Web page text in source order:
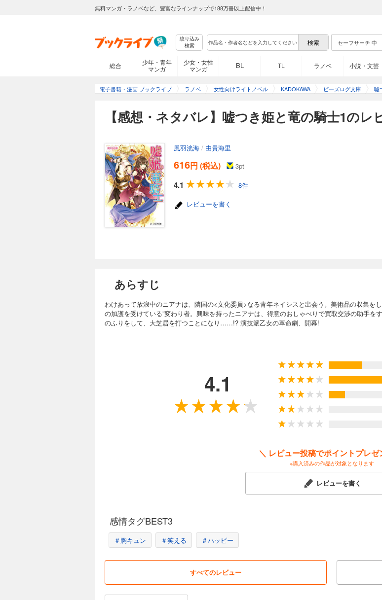
無料マンガ・ラノベなど、豊富なラインナップで188万冊以上配信中！
絞り込み
検索
セーフサーチ 中
総合
少年・青年
マンガ
少女・女性
マンガ
BL TL ラノベ 小説・文芸
電子書籍・漫画 ブックライブ ラノベ 女性向けライトノベル KADOKAWA ビーズログ文庫 嘘
【感想・ネタバレ】嘘つき姫と竜の騎士1のレ
風羽洸海 / 由貴海里
616円 (税込) 3pt
4.1
8件
レビューを書く
あらすじ
わけあって放浪中のニアナは、隣国の<文化委員>なる青年ネイシスと出会う。美術品の収集を
の加護を受けている”変わり者。興味を持ったニアナは、得意のおしゃべりで買取交渉の助手を
のふりをして、大芝居を打つことになり……!? 演技派乙女の革命劇、開幕!
4.1
＼ レビュー投稿でポイントプレゼ
※購入済みの作品が対象となります
レビューを書く
感情タグBEST3
＃胸キュン ＃笑える ＃ハッピー
すべてのレビュー